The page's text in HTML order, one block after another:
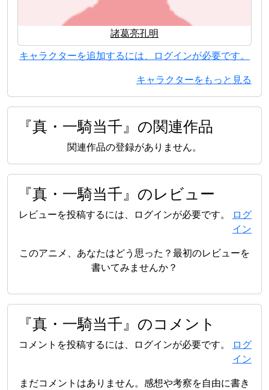
諸葛亮孔明
キャラクターを追加するには、ログインが必要です。
キャラクターをもっと見る
『真・一騎当千』の関連作品
関連作品の登録がありません。
『真・一騎当千』のレビュー
レビューを投稿するには、ログインが必要です。
ログ
イン
このアニメ、あなたはどう思った？最初のレビューを
書いてみませんか？
『真・一騎当千』のコメント
コメントを投稿するには、ログインが必要です。
ログ
イン
まだコメントはありません。感想や考察を自由に書き